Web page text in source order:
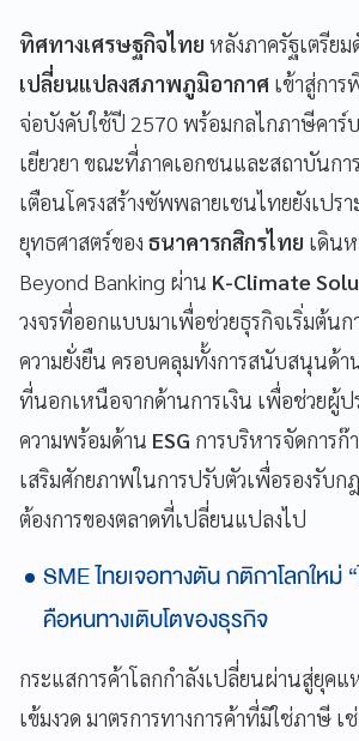
ทิศทางเศรษฐกิจไทย หลังภาครัฐเตรียม
เปลี่ยนแปลงสภาพภูมิอากาศ เข้าสู่การ
จ่อบังคับใช้ปี 2570 พร้อมกลไกภาษีคา
เยียวยา ขณะที่ภาคเอกชนและสถาบันก
เตือนโครงสร้างซัพพลายเชนไทยยังเปรา
ยุทธศาสตร์ของ ธนาคารกสิกรไทย เดิน
Beyond Banking ผ่าน K-Climate
วงจรที่ออกแบบมาเพื่อช่วยธุรกิจเริ่มต้น
ความยั่งยืน ครอบคลุมทั้งการสนับสนุนด้า
ที่นอกเหนือจากด้านการเงิน เพื่อช่วยผู้ป
ความพร้อมด้าน ESG การบริหารจัดการ
เสริมศักยภาพในการปรับตัวเพื่อรองรับก
ต้องการของตลาดที่เปลี่ยนแปลงไป
SME ไทยเจอทางตัน กติกาโลกใหม่
คือหนทางเติบโตของธุรกิจ
กระแสการค้าโลกกำลังเปลี่ยนผ่านสู่ยุคแ
เข้มงวด มาตรการทางการค้าที่มิใช่ภาษี เ